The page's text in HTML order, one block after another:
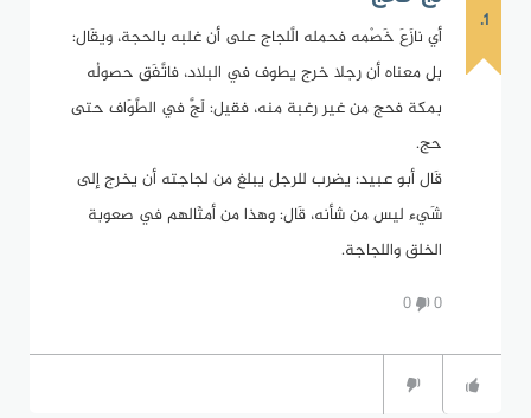
1.
أي نازَعَ خَصْمه فحمله الَّلجاج على أن غلبه بالحجة، ويقَال:
بل معناه أن رجلا خرج يطوف في البلاد، فاتَّفَق حصولُه
بمكة فحج من غير رغبة منه، فقيل: لَجَّ في الطَّوَاف حتى
حج.
قَال أبو عبيد: يضرب للرجل يبلغ من لجاجته أن يخرج إلى
شَيء ليس من شأنه، قَال: وهذا من أمثَالهم في صعوبة
الخلق واللجاجة.
0
0